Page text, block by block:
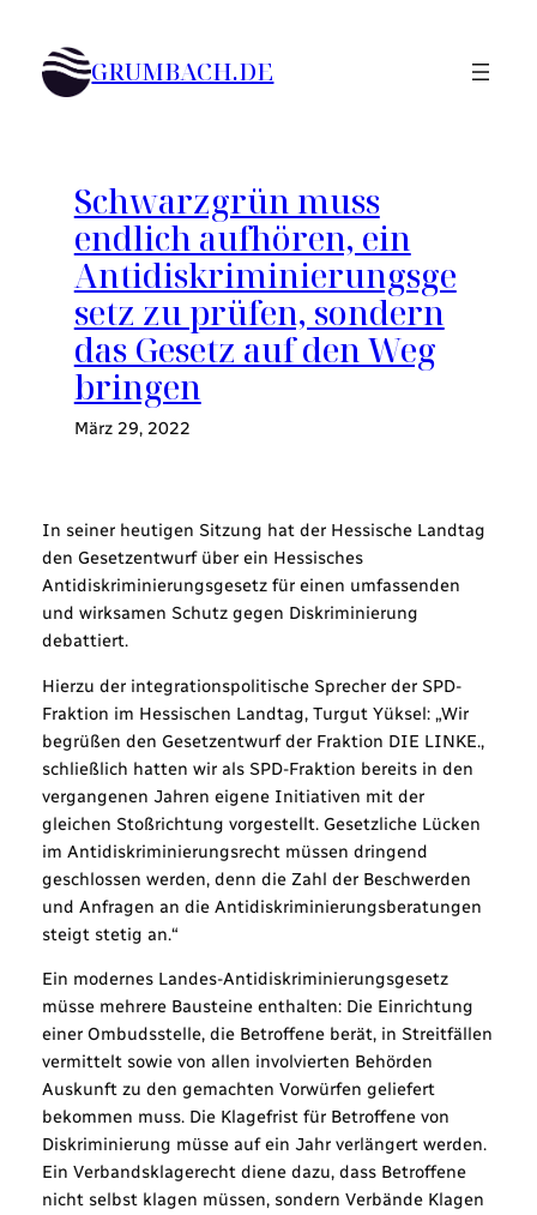
Inhalt
springen GRUMBACH.DE
Schwarzgrün muss
endlich aufhören, ein
Antidiskriminierungsge
setz zu prüfen, sondern
das Gesetz auf den Weg
bringen
März 29, 2022
In seiner heutigen Sitzung hat der Hessische Landtag
den Gesetzentwurf über ein Hessisches
Antidiskriminierungsgesetz für einen umfassenden
und wirksamen Schutz gegen Diskriminierung
debattiert.
Hierzu der integrationspolitische Sprecher der SPD-
Fraktion im Hessischen Landtag, Turgut Yüksel: „Wir
begrüßen den Gesetzentwurf der Fraktion DIE LINKE.,
schließlich hatten wir als SPD-Fraktion bereits in den
vergangenen Jahren eigene Initiativen mit der
gleichen Stoßrichtung vorgestellt. Gesetzliche Lücken
im Antidiskriminierungsrecht müssen dringend
geschlossen werden, denn die Zahl der Beschwerden
und Anfragen an die Antidiskriminierungsberatungen
steigt stetig an.“
Ein modernes Landes-Antidiskriminierungsgesetz
müsse mehrere Bausteine enthalten: Die Einrichtung
einer Ombudsstelle, die Betroffene berät, in Streitfällen
vermittelt sowie von allen involvierten Behörden
Auskunft zu den gemachten Vorwürfen geliefert
bekommen muss. Die Klagefrist für Betroffene von
Diskriminierung müsse auf ein Jahr verlängert werden.
Ein Verbandsklagerecht diene dazu, dass Betroffene
nicht selbst klagen müssen, sondern Verbände Klagen